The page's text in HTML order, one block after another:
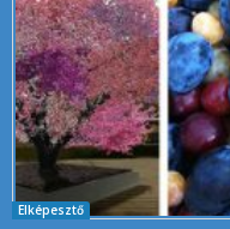
Elképesztő